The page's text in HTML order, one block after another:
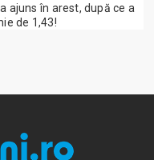
ajuns în arest, după ce a
de 1,43!